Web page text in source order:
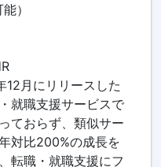
）
12月にリリースした
就職支援サービスで
ておらず、類似サー
対比200%の成長を
転職・就職支援にフ